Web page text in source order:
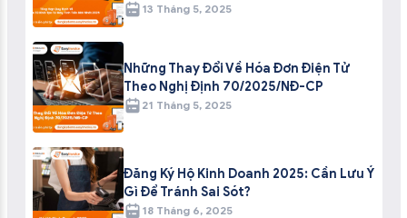
13 Tháng 5, 2025
Những Thay Đổi Về Hóa Đơn Điện Tử
Theo Nghị Định 70/2025/NĐ-CP
21 Tháng 5, 2025
Đăng Ký Hộ Kinh Doanh 2025: Cần Lưu Ý
Gì Để Tránh Sai Sót?
18 Tháng 6, 2025